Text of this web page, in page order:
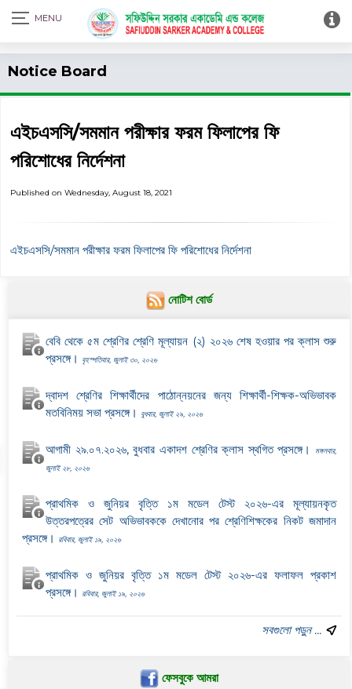
Print Admit Card
Notice Board
এইচএসসি/সমমান পরীক্ষার ফরম ফিলাপের ফি
পরিশোধের নির্দেশনা
Published on Wednesday, August 18, 2021
এইচএসসি/সমমান পরীক্ষার ফরম ফিলাপের ফি পরিশোধের নির্দেশনা
নোটিশ বোর্ড
বেবি থেকে ৫ম শ্রেণির শ্রেণি মূল্যায়ন (২) ২০২৬ শেষ হওয়ার পর ক্লাস শুরু
প্রসঙ্গে।
বৃহস্পতিবার, জুলাই ৩০, ২০২৬
দ্বাদশ শ্রেণির শিক্ষার্থীদের পাঠোন্নয়নের জন্য শিক্ষার্থী-শিক্ষক-অভিভাবক
মতবিনিময় সভা প্রসঙ্গে।
বুধবার, জুলাই ২৯, ২০২৬
আগামী ২৯.০৭.২০২৬, বুধবার একাদশ শ্রেণির ক্লাস স্থগিত প্রসঙ্গে।
মঙ্গলবার,
জুলাই ২৮, ২০২৬
প্রাথমিক ও জুনিয়র বৃত্তি ১ম মডেল টেস্ট ২০২৬-এর মূল্যায়নকৃত
উত্তরপত্রের সেট অভিভাবককে দেখানোর পর শ্রেণিশিক্ষকের নিকট জমাদান
প্রসঙ্গে।
রবিবার, জুলাই ১৯, ২০২৬
প্রাথমিক ও জুনিয়র বৃত্তি ১ম মডেল টেস্ট ২০২৬-এর ফলাফল প্রকাশ
প্রসঙ্গে।
রবিবার, জুলাই ১৯, ২০২৬
সবগুলো পড়ুন ...
ফেসবুকে আমরা